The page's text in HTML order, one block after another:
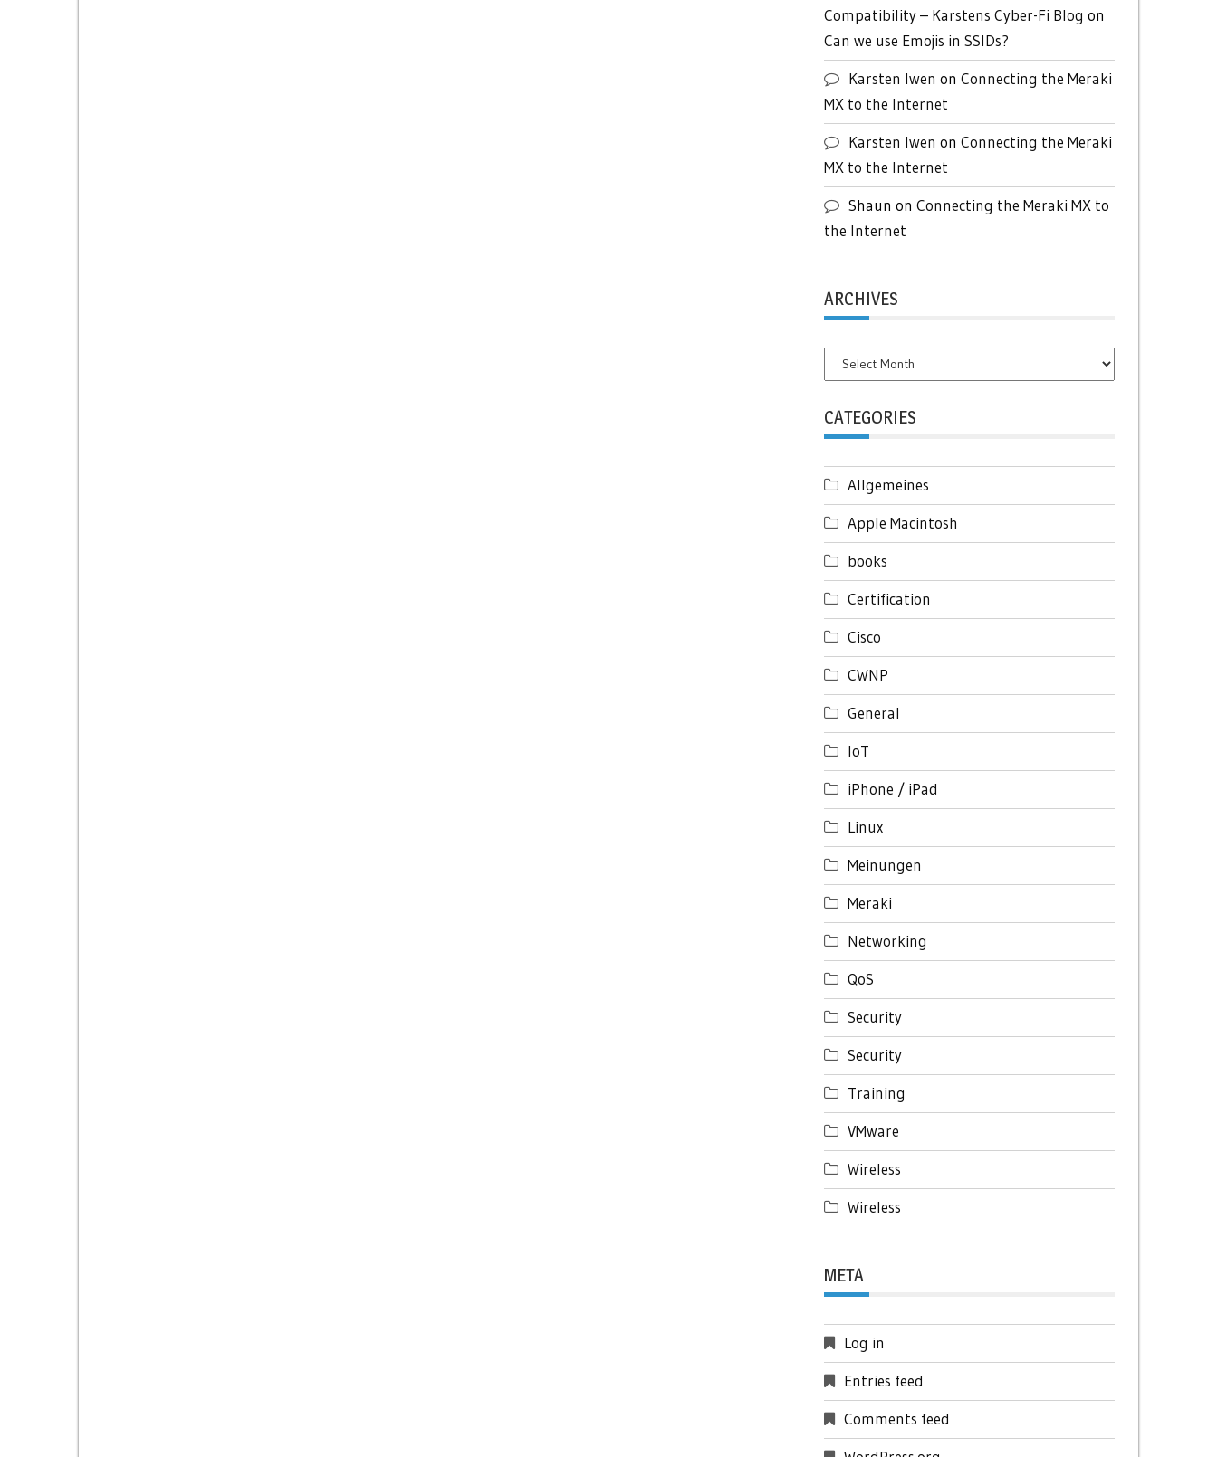
Compatibility – Karstens Cyber-Fi Blog on
Can we use Emojis in SSIDs?
Karsten Iwen on Connecting the Meraki
MX to the Internet
Karsten Iwen on Connecting the Meraki
MX to the Internet
Shaun on Connecting the Meraki MX to
the Internet
ARCHIVES
Archives
CATEGORIES
Allgemeines
Apple Macintosh
books
Certification
Cisco
CWNP
General
IoT
iPhone / iPad
Linux
Meinungen
Meraki
Networking
QoS
Security
Security
Training
VMware
Wireless
Wireless
META
Log in
Entries feed
Comments feed